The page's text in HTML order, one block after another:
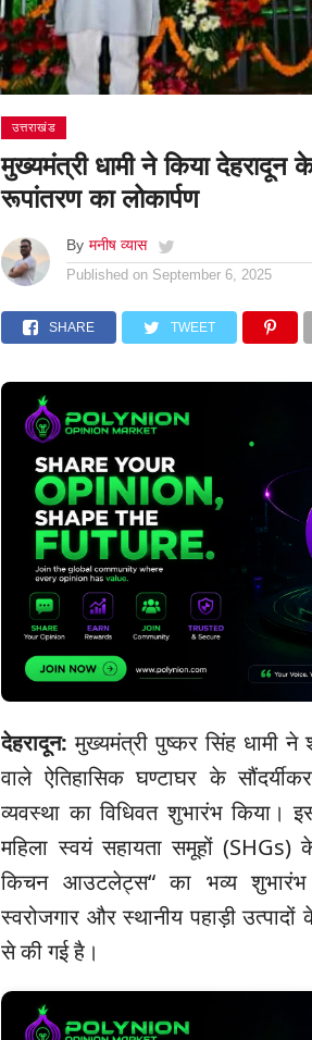
उत्तराखंड
मुख्यमंत्री धामी ने किया देहरादून
रूपांतरण का लोकार्पण
By मनीष व्यास
Published on September 6, 2025
SHARE TWEET
देहरादून: मुख्यमंत्री पुष्कर सिंह धामी
वाले ऐतिहासिक घण्टाघर के
व्यवस्था का विधिवत शुभारंभ किया।
महिला स्वयं सहायता समूहों (SHGs)
किचन आउटलेट्स“ का भव्य
स्वरोजगार और स्थानीय पहाड़ी
से की गई है।